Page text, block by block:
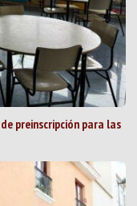
preinscripción para las